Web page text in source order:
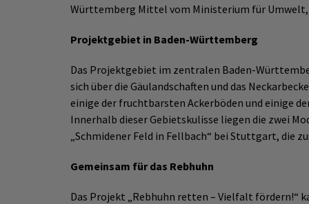
Württemberg Mittel vom Ministerium für
Projektgebiet in Baden-Württemberg
Das Projektgebiet im zentralen Baden-
sich über die Gäulandschaften und das
einige der fruchtbarsten Ackerböden und einige
Innerhalb dieser Gebietskulisse liegen die zwei
„Schmidener Feld in Fellbach“ bei Stuttgart, die
Gemeinsam für das Rebhuhn
Das Projekt „Rebhuhn retten – Vielfalt